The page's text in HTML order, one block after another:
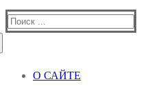
Найти:
О САЙТЕ